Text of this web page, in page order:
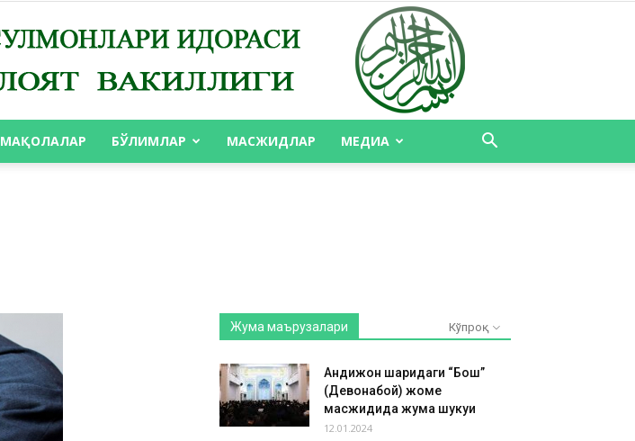
ВАКИЛЛИГИ
МАҚОЛАЛАР БЎЛИМЛАР МАСЖИДЛАР МЕДИА
Жума маърузалари Кўпроқ
Андижон шаҳридаги “Бош”
(Девонабой) жоме
масжидида жума шукуҳи
12.01.2024